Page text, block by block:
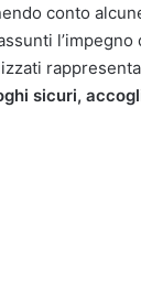
conto
sicuri,